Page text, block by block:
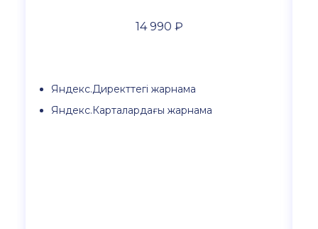
14 990 ₽
Яндекс.Директтегі жарнама
Яндекс.Карталардағы жарнама